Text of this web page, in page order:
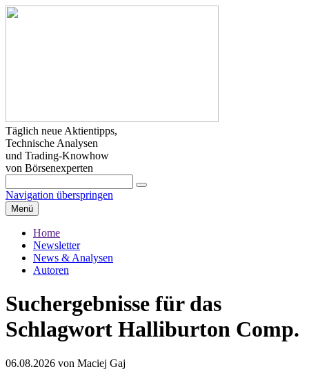
Täglich neue Aktientipps,
Technische Analysen
und Trading-Knowhow
von Börsenexperten
Navigation überspringen
Menü
Home
Newsletter
News & Analysen
Autoren
Suchergebnisse für das
Schlagwort Halliburton Comp.
06.08.2026 von Maciej Gaj